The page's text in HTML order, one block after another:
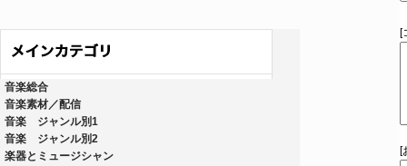
音楽総合
音楽素材／配信
音楽 ジャンル別1
音楽 ジャンル別2
楽器とミュージシャン
[
[